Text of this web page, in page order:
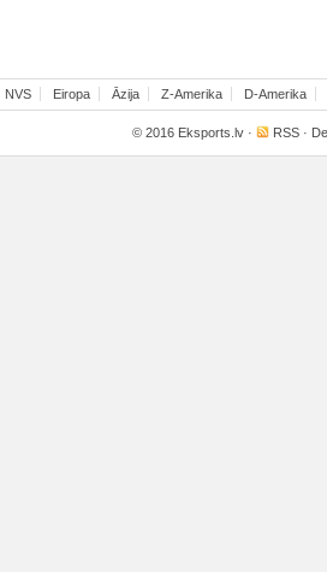
NVS Eiropa Āzija Z-Amerika D-Amerika
© 2016 Eksports.lv · RSS ·